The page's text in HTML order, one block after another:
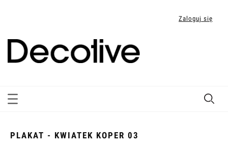
Zaloguj się
PLAKAT - KWIATEK KOPER 03